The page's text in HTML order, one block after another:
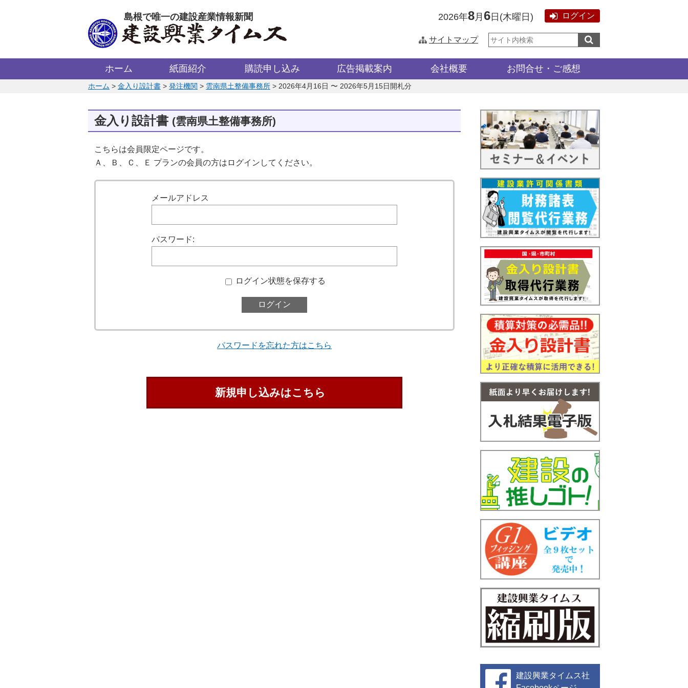
島根で唯一の建設産業情報新聞 2026年8月 6 日 (木曜日 ) ログイン
サイトマップ
サ
イ
内
ホーム 紙面紹介 購読申し込み 広告掲載案内 会社概要 お問合せ・ご感想
このページの位置:
ホーム > 金入り設計書 > 発注機関 > 雲南県土整備事務所 > 2026年4月16日 〜 2026年5月15日開札分
金入り設計書 (雲南県土整備事務所)
こちらは会員限定ページです。
Ａ、Ｂ、Ｃ、Ｅ プランの会員の方はログインしてください。
メールアドレス
パスワード:
ログイン状態を保存する
パスワードを忘れた方はこちら
新規申し込みはこちら
建設興業タイムス社